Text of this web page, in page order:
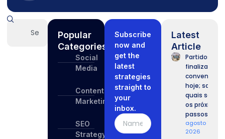
Popular
Categories
Social
Media
Content
Marketing
SEO
Strategy
Subscribe
now and
get the
latest
strategies
straight to
your
inbox.
Latest
Article
Partidos
finalizam
convenções
hoje; saiba
quais serão
os próximos
passos.
agosto 7,
2026